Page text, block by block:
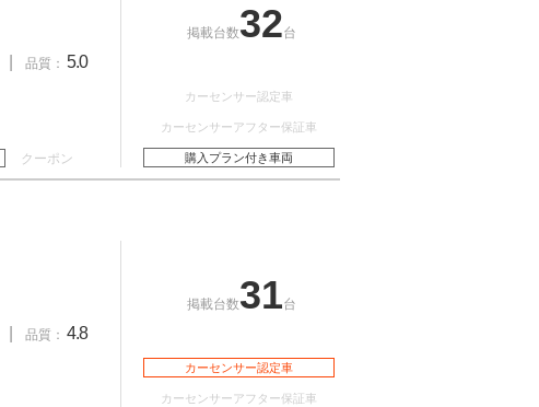
品質： 5.0
クーポン
掲載台数32台
カーセンサー認定車
カーセンサーアフター保証車
購入プラン付き車両
品質： 4.8
掲載台数31台
カーセンサー認定車
カーセンサーアフター保証車